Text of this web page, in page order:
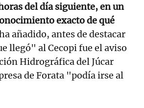
del día siguiente, en un
exacto de qué
añadido, antes de destacar
llegó" al Cecopi fue el aviso
Hidrográfica del Júcar
de Forata "podía irse al